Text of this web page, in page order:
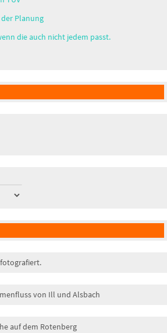
Planung
die auch nicht jedem passt.
von Ill und Alsbach
auf dem Rotenberg